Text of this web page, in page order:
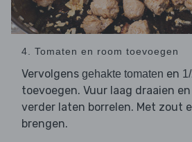
4. Tomaten en room toevoegen
Vervolgens gehakte tomaten en
toevoegen. Vuur laag draaien
verder laten borrelen. Met zout
brengen.